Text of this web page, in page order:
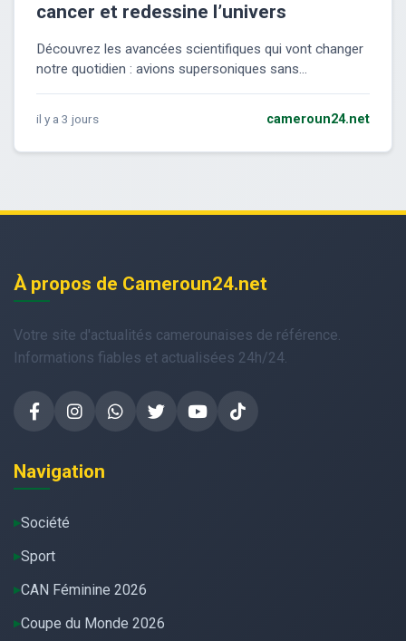
cancer et redessine l’univers
Découvrez les avancées scientifiques qui vont changer
notre quotidien : avions supersoniques sans...
il y a 3 jours cameroun24.net
À propos de Cameroun24.net
Votre site d'actualités camerounaises de référence.
Informations fiables et actualisées 24h/24.
Navigation
Société
Sport
CAN Féminine 2026
Coupe du Monde 2026